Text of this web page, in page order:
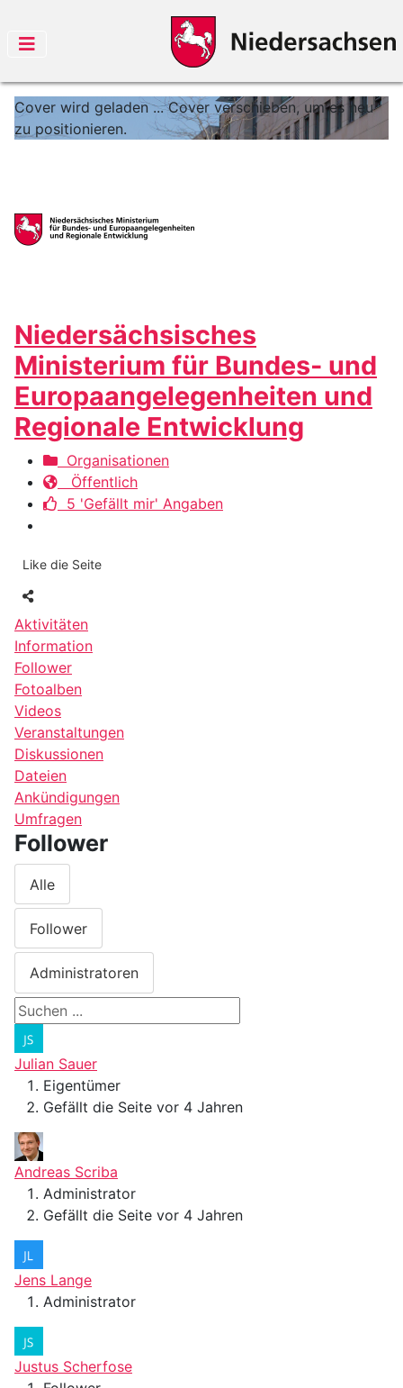
Cover wird geladen ... Cover verschieben, um es neu
zu positionieren.
Niedersächsisches
Ministerium für Bundes- und
Europaangelegenheiten und
Regionale Entwicklung
Organisationen
Öffentlich
5 'Gefällt mir' Angaben
Like die Seite
Aktivitäten
Information
Follower
Fotoalben
Videos
Veranstaltungen
Diskussionen
Dateien
Ankündigungen
Umfragen
Follower
Alle
Follower
Administratoren
Julian Sauer
Eigentümer
Gefällt die Seite vor 4 Jahren
Andreas Scriba
Administrator
Gefällt die Seite vor 4 Jahren
Jens Lange
Administrator
Justus Scherfose